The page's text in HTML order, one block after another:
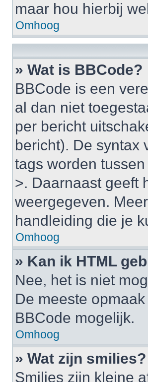
maar hou hierbij
Omhoog
» Wat is BBCode?
BBCode is een
al dan niet
per bericht
bericht). De syntax
tags worden
>. Daarnaast geeft
weergegeven.
handleiding die je
Omhoog
» Kan ik HTML
Nee, het is niet
De meeste
BBCode mogelijk.
Omhoog
» Wat zijn smilies?
Smilies zijn kleine